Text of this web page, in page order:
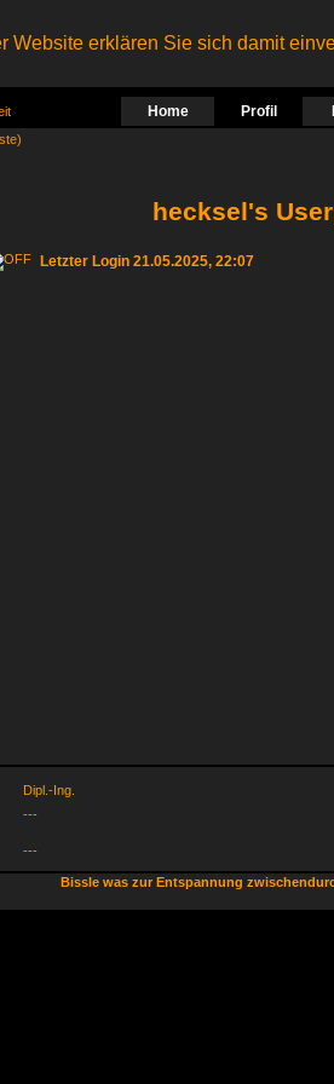
erklären Sie sich damit
Home Profil
hecksel's
Letzter Login 21.05.2025, 22:07
Dipl.-Ing.
---
---
Bissle was zur Entspannung